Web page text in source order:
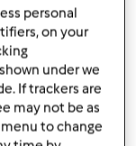
a seconda
personal
on your
under we
If trackers are
may not be as
to change